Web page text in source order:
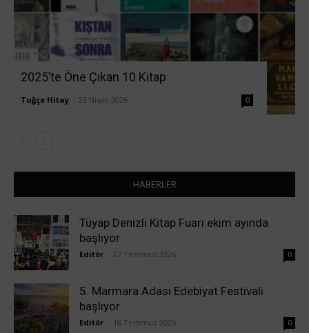
2025’te Öne Çıkan 10 Kitap
Tuğçe Hitay 23 Nisan 2026 0
HABERLER
Tüyap Denizli Kitap Fuarı ekim ayında
başlıyor
Editör 27 Temmuz 2026 0
5. Marmara Adası Edebiyat Festivali
başlıyor
Editör 18 Temmuz 2026 0